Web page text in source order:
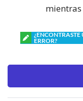
mientras
¿ENCONTRASTE
ERROR?